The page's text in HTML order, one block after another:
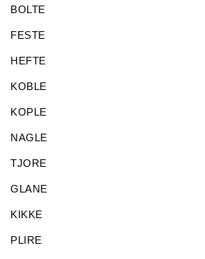
BOLTE
FESTE
HEFTE
KOBLE
KOPLE
NAGLE
TJORE
GLANE
KIKKE
PLIRE